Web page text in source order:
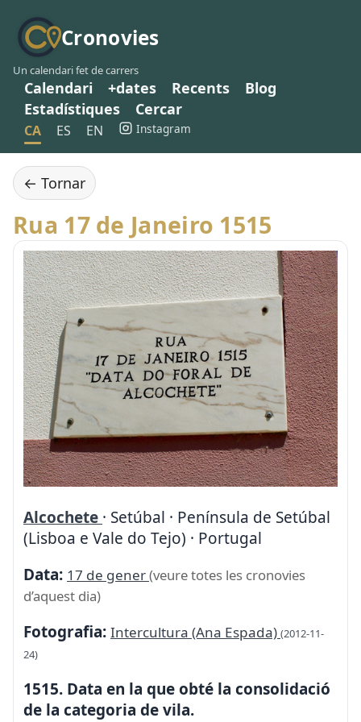
Cronovies
Un calendari fet de carrers
Calendari +dates Recents
Blog
Estadístiques
Cercar
CA ES EN Instagram
← Tornar
Rua 17 de Janeiro 1515
Alcochete · Setúbal · Península de Setúbal
(Lisboa e Vale do Tejo) · Portugal
Data: 17 de gener(veure totes les cronovies
d’aquest dia)
Fotografia: Intercultura (Ana Espada) (2012-11-
24)
1515. Data en la que obté la consolidació
de la categoria de vila.